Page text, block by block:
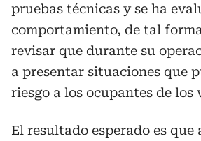
pruebas técnicas y se ha
comportamiento, de tal
revisar que durante su
a presentar situaciones que
riesgo a los ocupantes de los
El resultado esperado es